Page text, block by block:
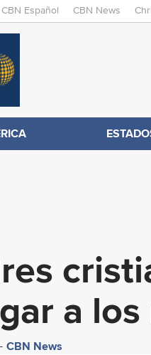
CBN Español CBN News
a
CBN News